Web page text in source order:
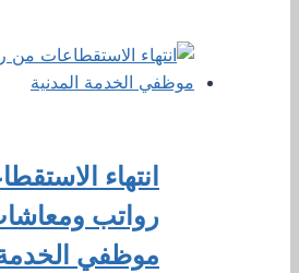
انتهاء
رواتب
موظفي الخدمة